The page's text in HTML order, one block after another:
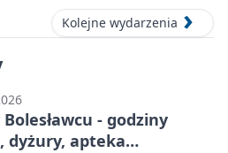
Kolejne wydarzenia
- godziny
dyżury, apteka